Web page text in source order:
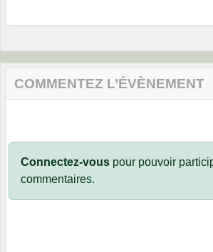
COMMENTEZ L’ÉVÈNEMENT
Connectez-vous pour pouvoir
commentaires.